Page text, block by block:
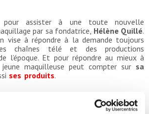
pour assister à une toute nouvelle
par sa fondatrice, Hélène Quillé.
vise à répondre à la demande toujours
chaînes télé et des productions
l’époque. Et pour répondre au mieux à
maquilleuse peut compter sur sa
ses produits.